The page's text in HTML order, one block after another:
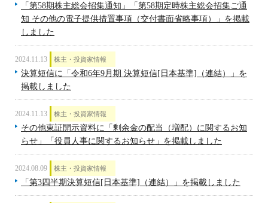
「第58期株主総会招集通知」「第58期定時株主総会招集ご通
知 その他の電子提供措置事項（交付書面省略事項）」を掲載
しました
2024.11.13 株主・投資家情報
決算短信に「令和6年9月期 決算短信[日本基準]（連結）」を
掲載しました
2024.11.13 株主・投資家情報
その他東証開示資料に「剰余金の配当（増配）に関するお知
らせ」「役員人事に関するお知らせ」を掲載しました
2024.08.09 株主・投資家情報
「第3四半期決算短信[日本基準]（連結）」を掲載しました